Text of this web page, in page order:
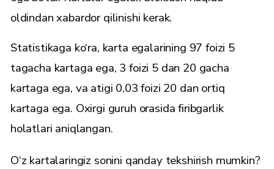
oldindan xabardor qilinishi kerak.
Statistikaga ko‘ra, karta egalarining 97 foizi 5
tagacha kartaga ega, 3 foizi 5 dan 20 gacha
kartaga ega, va atigi 0,03 foizi 20 dan ortiq
kartaga ega. Oxirgi guruh orasida firibgarlik
holatlari aniqlangan.
O‘z kartalaringiz sonini qanday tekshirish mumkin?